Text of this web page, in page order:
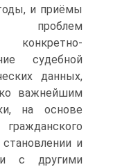
и приёмы
проблем
конкретно-
судебной
данных,
важнейшим
на основе
и
с другими